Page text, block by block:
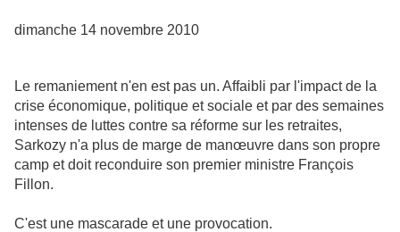
dimanche 14 novembre 2010
Le remaniement n'en est pas un. Affaibli par l'impact de la
crise économique, politique et sociale et par des semaines
intenses de luttes contre sa réforme sur les retraites,
Sarkozy n'a plus de marge de manœuvre dans son propre
camp et doit reconduire son premier ministre François
Fillon.
C'est une mascarade et une provocation.